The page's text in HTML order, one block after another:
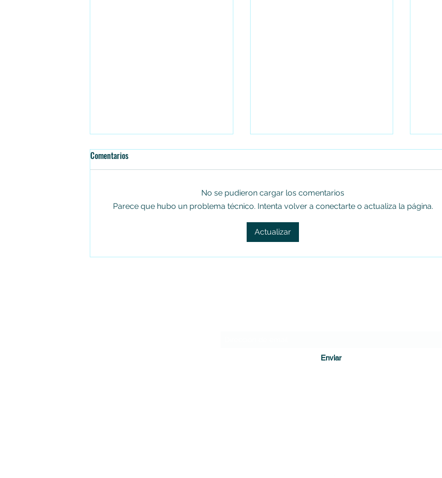
Encontraron un feto al interior del
baño de un colegio en Bogotá
Comentarios
No se pudieron cargar los comentarios
Parece que hubo un problema técnico. Intenta volver a conectarte o actualiza la página.
Actualizar
Enviar